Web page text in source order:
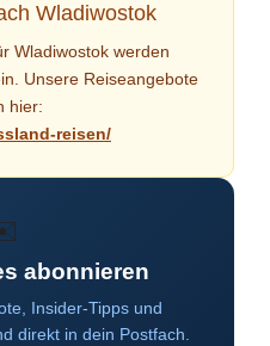
Wladiwostok
Wladiwostok werden
Unsere Reiseangebote
hier:
reisen/
abonnieren
Insider-Tipps und
direkt in dein Postfach.